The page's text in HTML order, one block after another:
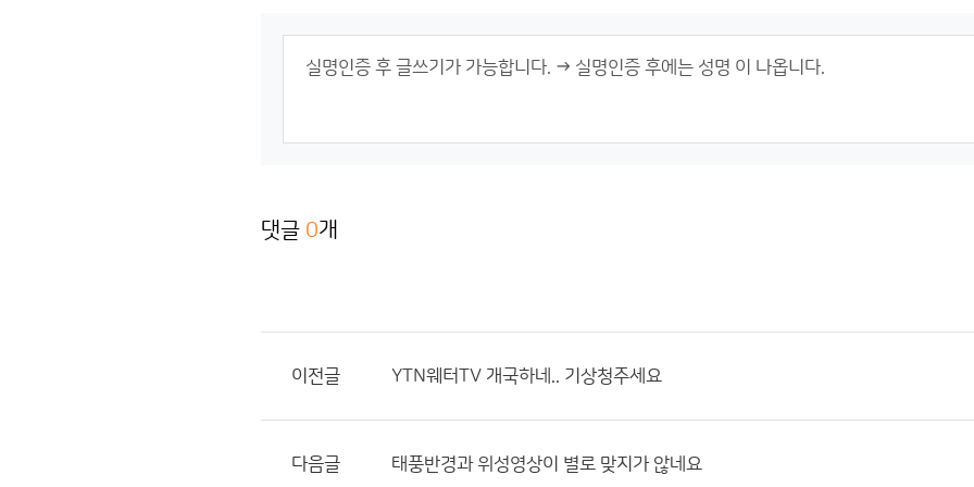
댓글 0개
이전글 YTN웨터TV 개국하네.. 기상청주세요
다음글 태풍반경과 위성영상이 별로 맞지가 않네요